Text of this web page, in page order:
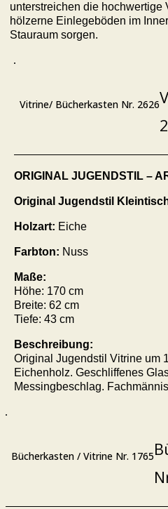
unterstreichen die hochwertige
hölzerne Einlegeböden im
Stauraum sorgen.
Vitrine/ Bücherkasten Nr. 2626
ORIGINAL JUGENDSTIL –
Original Jugendstil
Holzart: Eiche
Farbton: Nuss
Maße:
Höhe: 170 cm
Breite: 62 cm
Tiefe: 43 cm
Beschreibung:
Original Jugendstil Vitrine um
Eichenholz. Geschliffenes
Messingbeschlag.
Bücherkasten / Vitrine Nr. 1765